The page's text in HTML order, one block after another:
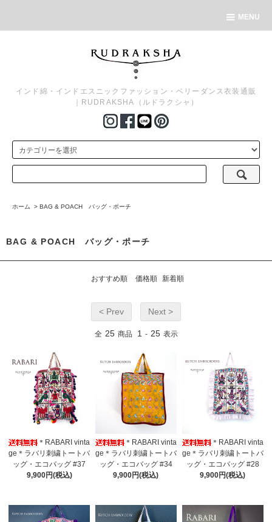
MENU
インド綿・インドエスニックファッション・ベリーダンス衣装通販
｜RUDRAKSHA（ルドラクシャ）
ホーム > BAG & POACH バッグ・ポーチ
BAG & POACH バッグ・ポーチ
おすすめ順 価格順 新着順
< Prev Next >
全 25 商品 1 - 25 表示
＊RABARI vinta
ge＊ラバリ刺繍トートバ
ッグ・エコバッグ #37
9,900円(税込)
＊RABARI vinta
ge＊ラバリ刺繍トートバ
ッグ・エコバッグ #34
9,900円(税込)
＊RABARI vinta
ge＊ラバリ刺繍トートバ
ッグ・エコバッグ #28
9,900円(税込)